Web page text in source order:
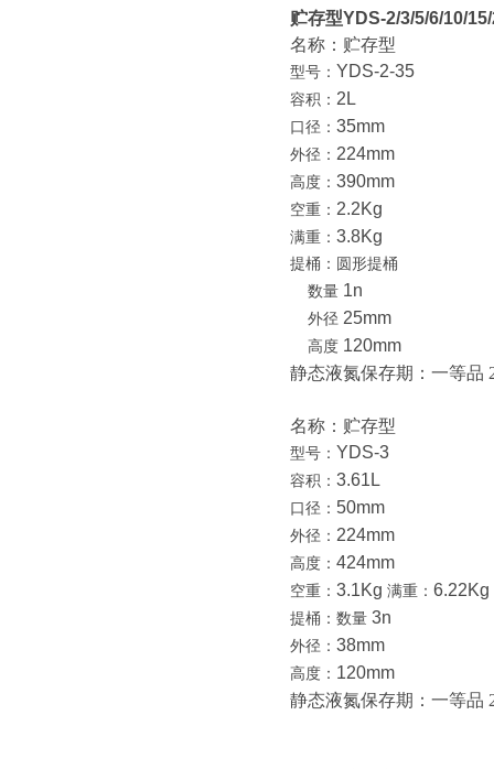
贮存型YDS-2/3/5/6/10/
名称：贮存型
型号： YDS-2-35
容积： 2L
口径： 35mm
外径： 224mm
高度： 390mm
空重： 2.2Kg
满重： 3.8Kg
提桶：圆形提桶
数量 1n
外径 25mm
高度 120mm
静态液氮保存期：一等品
名称：贮存型
型号： YDS-3
容积： 3.61L
口径： 50mm
外径： 224mm
高度： 424mm
空重： 3.1Kg 满重： 6.22Kg
提桶：数量 3n
外径： 38mm
高度： 120mm
静态液氮保存期：一等品